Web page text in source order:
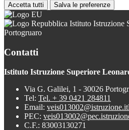
Accetta tutti Salva le preferenze
Istituto Istruzione
Portogruaro
Contatti
Istituto Istruzione Superiore
Via G. Galilei, 1 - 30026
Tel: Tel. + 39 0421 284811
Email: veis013002@istruzione.it
PEC:
C.F.: 83003130271